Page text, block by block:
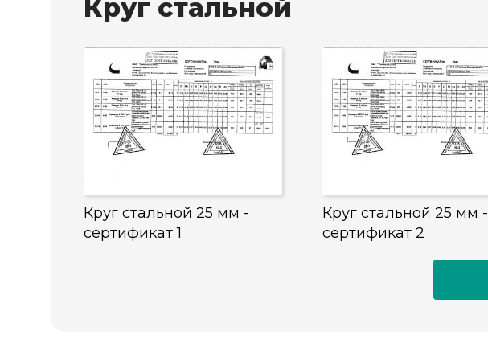
Круг стальной
Круг стальной 25 мм -
сертификат 1
Круг стальной 25 мм -
сертификат 2